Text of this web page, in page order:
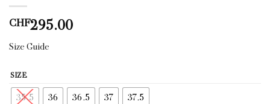
CHF295.00
Size Guide
SIZE
35.5 36 36.5 37
37.5